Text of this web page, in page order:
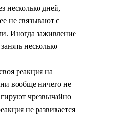
несколько дней,
не связывают с
Иногда заживление
несколько
реакция на
вообще ничего не
чрезвычайно
не развивается